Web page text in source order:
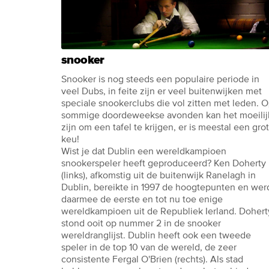
snooker
Snooker is nog steeds een populaire periode in
veel Dubs, in feite zijn er veel buitenwijken met
speciale snookerclubs die vol zitten met leden.
sommige doordeweekse avonden kan het
zijn om een ​​tafel te krijgen, er is meestal een
keu!
Wist je dat Dublin een wereldkampioen
snookerspeler heeft geproduceerd? Ken Doherty
(links), afkomstig uit de buitenwijk Ranelagh in
Dublin, bereikte in 1997 de hoogtepunten en
daarmee de eerste en tot nu toe enige
wereldkampioen uit de Republiek Ierland.
stond ooit op nummer 2 in de snooker
wereldranglijst. Dublin heeft ook een tweede
speler in de top 10 van de wereld, de zeer
consistente Fergal O'Brien (rechts). Als stad